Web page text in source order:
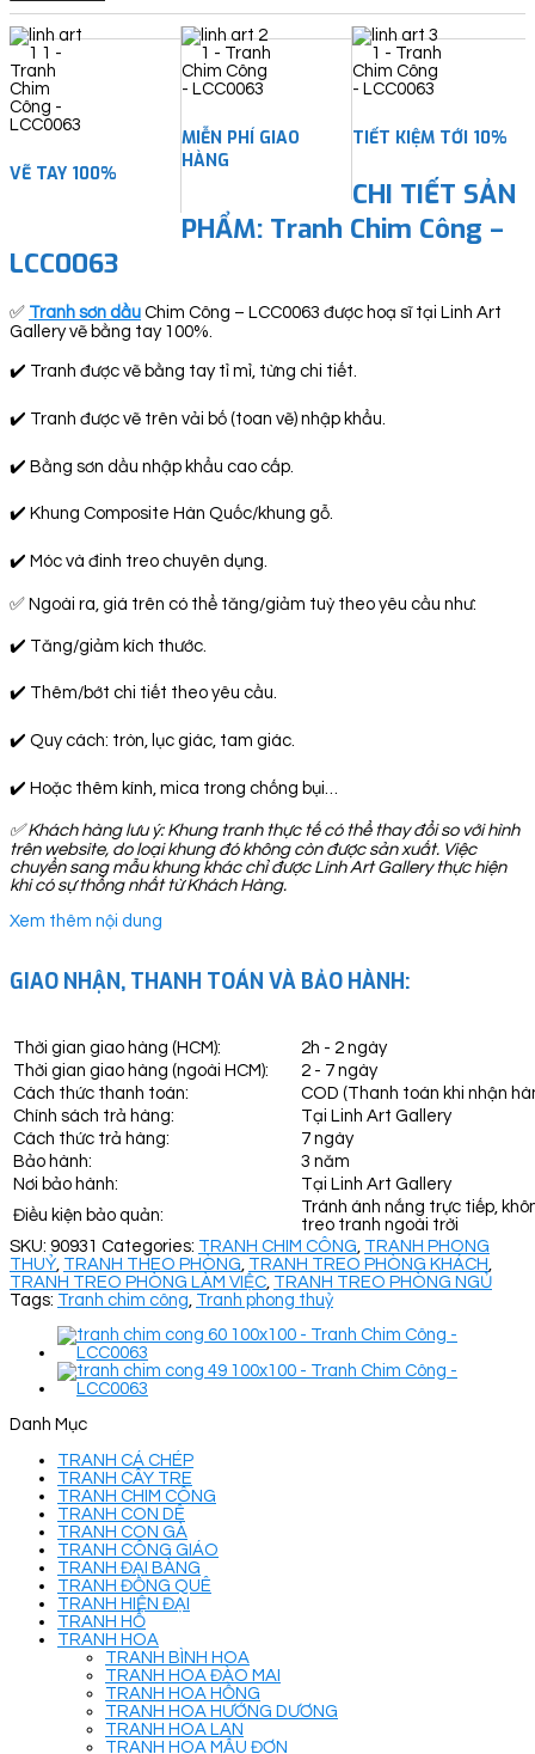
-
LCC0063
quantity
VẼ TAY 100%
MIỄN PHÍ GIAO
HÀNG
TIẾT KIỆM TỚI 10%
CHI TIẾT SẢN
PHẨM: Tranh Chim Công –
LCC0063
✅ Tranh sơn dầu Chim Công – LCC0063 được hoạ sĩ tại Linh Art
Gallery vẽ bằng tay 100%.
✔️ Tranh được vẽ bằng tay tỉ mỉ, từng chi tiết.
✔️ Tranh được vẽ trên vải bố (toan vẽ) nhập khẩu.
✔️ Bằng sơn dầu nhập khẩu cao cấp.
✔️ Khung Composite Hàn Quốc/khung gỗ.
✔️ Móc và đinh treo chuyên dụng.
✅ Ngoài ra, giá trên có thể tăng/giảm tuỳ theo yêu cầu như:
✔️ Tăng/giảm kích thước.
✔️ Thêm/bớt chi tiết theo yêu cầu.
✔️ Quy cách: tròn, lục giác, tam giác.
✔️ Hoặc thêm kính, mica trong chống bụi…
✅Khách hàng lưu ý: Khung tranh thực tế có thể thay đổi so với hình
trên website, do loại khung đó không còn được sản xuất. Việc
chuyển sang mẫu khung khác chỉ được Linh Art Gallery thực hiện
khi có sự thống nhất từ Khách Hàng.
Xem thêm nội dung
GIAO NHẬN, THANH TOÁN VÀ BẢO HÀNH:
Thời gian giao hàng (HCM):
2h - 2 ngày
Thời gian giao hàng (ngoài HCM):
2 - 7 ngày
Cách thức thanh toán:
COD (Thanh toán khi nhận
Chính sách trả hàng:
Tại Linh Art Gallery
Cách thức trả hàng:
7 ngày
Bảo hành:
3 năm
Nơi bảo hành:
Tại Linh Art Gallery
Điều kiện bảo quản:
Tránh ánh nắng trực tiếp,
treo tranh ngoài trời
SKU: 90931 Categories: TRANH CHIM CÔNG TRANH PHONG
THUỶ TRANH THEO PHÒNG TRANH TREO PHÒNG KHÁCH
TRANH TREO PHÒNG LÀM VIỆC TRANH TREO PHÒNG NGỦ
Tags: Tranh chim công Tranh phong thuỷ
Danh Mục
TRANH CÁ CHÉP
TRANH CÂY TRE
TRANH CHIM CÔNG
TRANH CON DÊ
TRANH CON GÀ
TRANH CÔNG GIÁO
TRANH ĐẠI BÀNG
TRANH ĐỒNG QUÊ
TRANH HIỆN ĐẠI
TRANH HỔ
TRANH HOA
TRANH BÌNH HOA
TRANH HOA ĐÀO MAI
TRANH HOA HỒNG
TRANH HOA HƯỚNG DƯƠNG
TRANH HOA LAN
TRANH HOA MẪU ĐƠN